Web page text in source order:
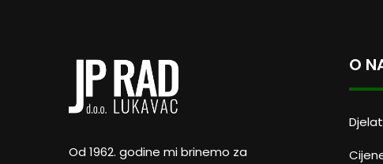
Od 1962. godine mi brinemo za
O